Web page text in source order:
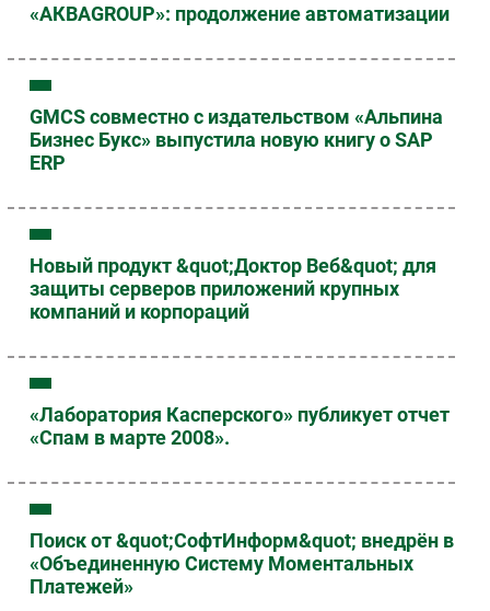
«АКВАGROUP»: продолжение автоматизации
GMCS совместно с издательством «Альпина
Бизнес Букс» выпустила новую книгу о SAP
ERP
Новый продукт &quot;Доктор Веб&quot; для
защиты серверов приложений крупных
компаний и корпораций
«Лаборатория Касперского» публикует отчет
«Спам в марте 2008».
Поиск от &quot;СофтИнформ&quot; внедрён в
«Объединенную Систему Моментальных
Платежей»